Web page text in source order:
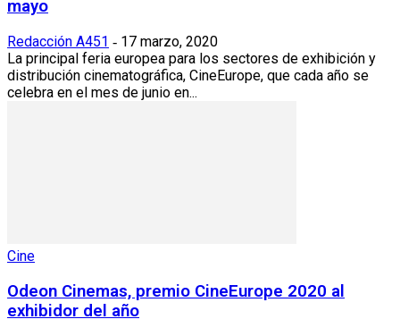
mayo
Redacción A451 - 17 marzo, 2020
La principal feria europea para los sectores de exhibición y
distribución cinematográfica, CineEurope, que cada año se
celebra en el mes de junio en...
Cine
Odeon Cinemas, premio CineEurope 2020 al
exhibidor del año